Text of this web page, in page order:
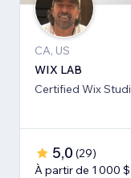
CA, US
WIX LAB
Certified Wix
5,0 (29)
À partir de 1 000 $